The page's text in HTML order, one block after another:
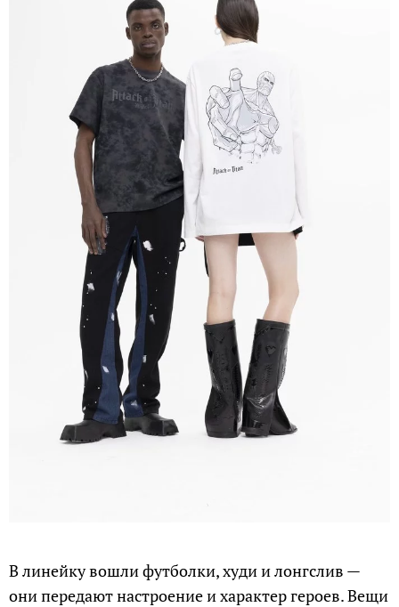
В линейку вошли футболки, худи и лонгслив —
они передают настроение и характер героев. Вещи